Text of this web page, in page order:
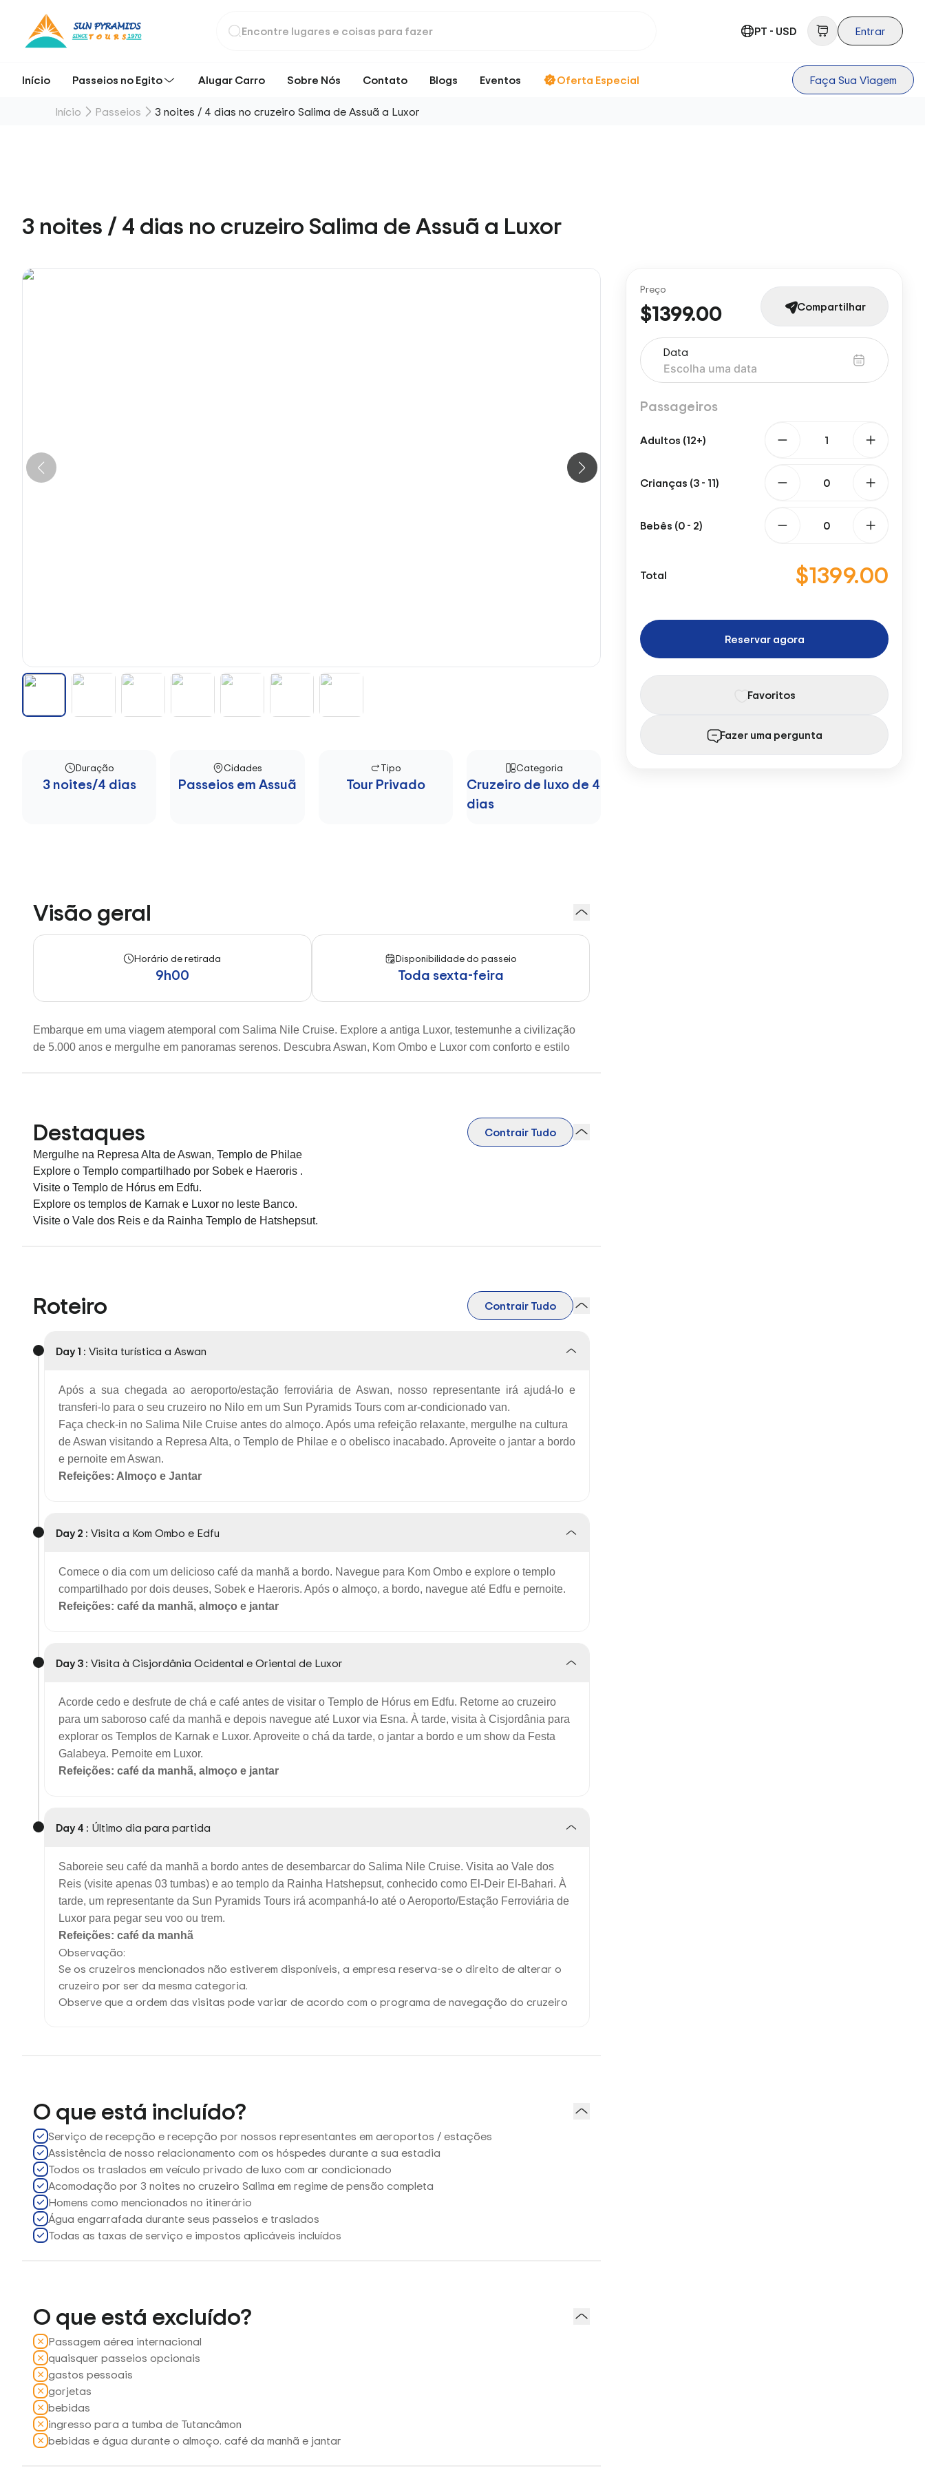
PT - USD Entrar
Início Passeios no Egito Alugar Carro Sobre Nós Contato Blogs Eventos Oferta Especial Faça Sua Viagem
Início Passeios 3 noites / 4 dias no cruzeiro Salima de Assuã a Luxor
3 noites / 4 dias no cruzeiro Salima de Assuã a Luxor
Duração
3 noites/4 dias
Cidades
Passeios em Assuã
Tipo
Tour Privado
Categoria
Cruzeiro de luxo de 4
dias
Visão geral
Horário de retirada
9h00
Disponibilidade do passeio
Toda sexta-feira
Embarque em uma viagem atemporal com Salima Nile Cruise. Explore a antiga Luxor, testemunhe a civilização
de 5.000 anos e mergulhe em panoramas serenos. Descubra Aswan, Kom Ombo e Luxor com conforto e estilo
Destaques Contrair Tudo
Mergulhe na Represa Alta de Aswan, Templo de Philae
Explore o Templo compartilhado por Sobek e Haeroris .
Visite o Templo de Hórus em Edfu.
Explore os templos de Karnak e Luxor no leste Banco.
Visite o Vale dos Reis e da Rainha Templo de Hatshepsut.
Roteiro Contrair Tudo
Day 1 : Visita turística a Aswan
Após a sua chegada ao aeroporto/estação ferroviária de Aswan, nosso representante irá ajudá-lo e
transferi-lo para o seu cruzeiro no Nilo em um Sun Pyramids Tours com ar-condicionado van.
Faça check-in no Salima Nile Cruise antes do almoço. Após uma refeição relaxante, mergulhe na cultura
de Aswan visitando a Represa Alta, o Templo de Philae e o obelisco inacabado. Aproveite o jantar a bordo
e pernoite em Aswan.
Refeições: Almoço e Jantar
Day 2 : Visita a Kom Ombo e Edfu
Comece o dia com um delicioso café da manhã a bordo. Navegue para Kom Ombo e explore o templo
compartilhado por dois deuses, Sobek e Haeroris. Após o almoço, a bordo, navegue até Edfu e pernoite.
Refeições: café da manhã, almoço e jantar
Day 3 : Visita à Cisjordânia Ocidental e Oriental de Luxor
Acorde cedo e desfrute de chá e café antes de visitar o Templo de Hórus em Edfu. Retorne ao cruzeiro
para um saboroso café da manhã e depois navegue até Luxor via Esna. À tarde, visita à Cisjordânia para
explorar os Templos de Karnak e Luxor. Aproveite o chá da tarde, o jantar a bordo e um show da Festa
Galabeya. Pernoite em Luxor.
Refeições: café da manhã, almoço e jantar
Day 4 : Último dia para partida
Saboreie seu café da manhã a bordo antes de desembarcar do Salima Nile Cruise. Visita ao Vale dos
Reis (visite apenas 03 tumbas) e ao templo da Rainha Hatshepsut, conhecido como El-Deir El-Bahari. À
tarde, um representante da Sun Pyramids Tours irá acompanhá-lo até o Aeroporto/Estação Ferroviária de
Luxor para pegar seu voo ou trem.
Refeições: café da manhã
Observação:
Se os cruzeiros mencionados não estiverem disponíveis, a empresa reserva-se o direito de alterar o
cruzeiro por ser da mesma categoria.
Observe que a ordem das visitas pode variar de acordo com o programa de navegação do cruzeiro
O que está incluído?
Serviço de recepção e recepção por nossos representantes em aeroportos / estações
Assistência de nosso relacionamento com os hóspedes durante a sua estadia
Todos os traslados em veículo privado de luxo com ar condicionado
Acomodação por 3 noites no cruzeiro Salima em regime de pensão completa
Homens como mencionados no itinerário
Água engarrafada durante seus passeios e traslados
Todas as taxas de serviço e impostos aplicáveis ​​incluídos
O que está excluído?
Passagem aérea internacional
quaisquer passeios opcionais
gastos pessoais
gorjetas
bebidas
ingresso para a tumba de Tutancâmon
bebidas e água durante o almoço. café da manhã e jantar
Preço
$1399.00 Compartilhar
Data
Passageiros
Adultos (12+)
Crianças (3 - 11)
Bebês (0 - 2)
Total $1399.00
Reservar agora
Favoritos
Fazer uma pergunta